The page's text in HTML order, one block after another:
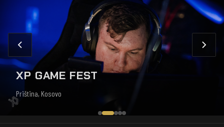
XP GAME FEST
Priština, Kosovo